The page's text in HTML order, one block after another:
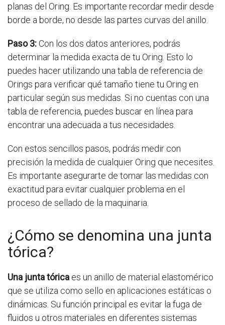
planas del Oring. Es importante recordar medir desde
borde a borde, no desde las partes curvas del anillo.
Paso 3:Con los dos datos anteriores, podrás
determinar la medida exacta de tu Oring. Esto lo
puedes hacer utilizando una tabla de referencia de
Orings para verificar qué tamaño tiene tu Oring en
particular según sus medidas. Si no cuentas con una
tabla de referencia, puedes buscar en línea para
encontrar una adecuada a tus necesidades.
Con estos sencillos pasos, podrás medir con
precisión la medida de cualquier Oring que necesites.
Es importante asegurarte de tomar las medidas con
exactitud para evitar cualquier problema en el
proceso de sellado de la maquinaria.
¿Cómo se denomina una junta
tórica?
Una junta tórica es un anillo de material elastomérico
que se utiliza como sello en aplicaciones estáticas o
dinámicas. Su función principal es evitar la fuga de
fluidos u otros materiales en diferentes sistemas